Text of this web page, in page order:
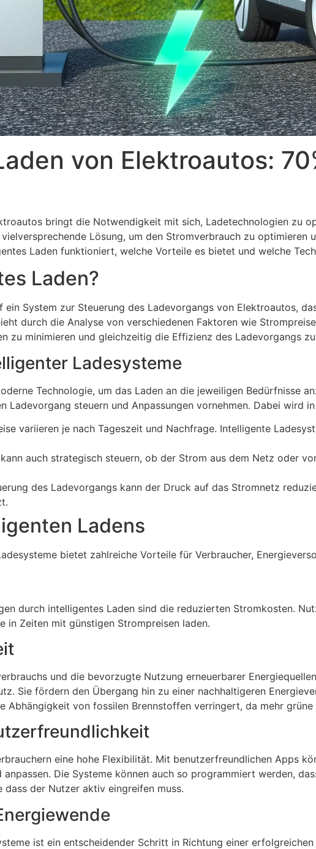
von Elektroautos:
bringt die Notwendigkeit mit sich, Ladetechnologien zu
Lösung, um den Stromverbrauch zu optimieren
Laden funktioniert, welche Vorteile es bietet und welche
Laden?
ein System zur Steuerung des Ladevorgangs von Elektroautos,
durch die Analyse von verschiedenen Faktoren wie
zu minimieren und gleichzeitig die Effizienz des Ladevorgangs
Ladesysteme
Technologie, um das Laden an die jeweiligen Bedürfnisse
Ladevorgang steuern und Anpassungen vornehmen. Dabei wird
variieren je nach Tageszeit und Nachfrage. Intelligente
auch strategisch steuern, ob der Strom aus dem Netz oder
des Ladevorgangs kann der Druck auf das Stromnetz
Ladens
bietet zahlreiche Vorteile für Verbraucher,
durch intelligentes Laden sind die reduzierten Stromkosten.
in Zeiten mit günstigen Strompreisen laden.
und die bevorzugte Nutzung erneuerbarer
Sie fördern den Übergang hin zu einer nachhaltigeren
Abhängigkeit von fossilen Brennstoffen verringert, da mehr
eine hohe Flexibilität. Mit benutzerfreundlichen Apps
anpassen. Die Systeme können auch so programmiert werden,
dass der Nutzer aktiv eingreifen muss.
ist ein entscheidender Schritt in Richtung einer